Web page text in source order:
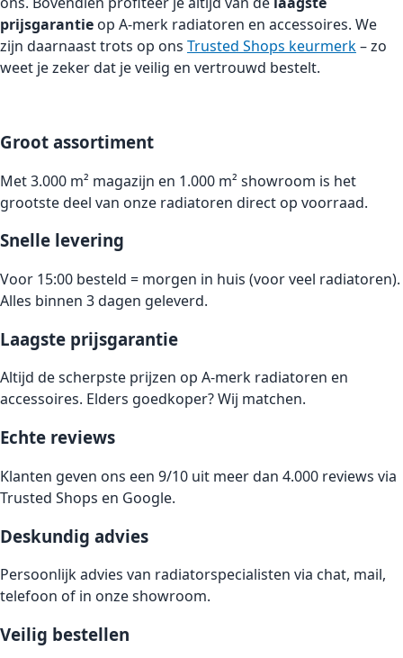
prijsgarantie op A-merk radiatoren en accessoires. We
zijn daarnaast trots op ons Trusted Shops keurmerk– zo
weet je zeker dat je veilig en vertrouwd bestelt.
Groot assortiment
Met 3.000 m² magazijn en 1.000 m² showroom is het
grootste deel van onze radiatoren direct op voorraad.
Snelle levering
Voor 15:00 besteld = morgen in huis (voor veel radiatoren).
Alles binnen 3 dagen geleverd.
Laagste prijsgarantie
Altijd de scherpste prijzen op A-merk radiatoren en
accessoires. Elders goedkoper? Wij matchen.
Echte reviews
Klanten geven ons een 9/10 uit meer dan 4.000 reviews via
Trusted Shops en Google.
Deskundig advies
Persoonlijk advies van radiatorspecialisten via chat, mail,
telefoon of in onze showroom.
Veilig bestellen